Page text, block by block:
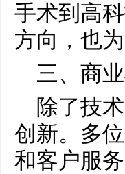
手术到高
方向，也
三、商
除了技
创新。多
和客户服